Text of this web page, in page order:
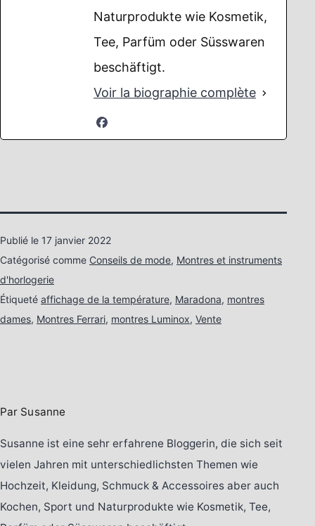
Naturprodukte wie Kosmetik,
Tee, Parfüm oder Süsswaren
beschäftigt.
Voir la biographie complète
Publié le 17 janvier 2022
Catégorisé comme Conseils de mode, Montres et instruments
d'horlogerie
Étiqueté affichage de la température, Maradona, montres
dames, Montres Ferrari, montres Luminox, Vente
Par Susanne
Susanne ist eine sehr erfahrene Bloggerin, die sich seit
vielen Jahren mit unterschiedlichsten Themen wie
Hochzeit, Kleidung, Schmuck & Accessoires aber auch
Kochen, Sport und Naturprodukte wie Kosmetik, Tee,